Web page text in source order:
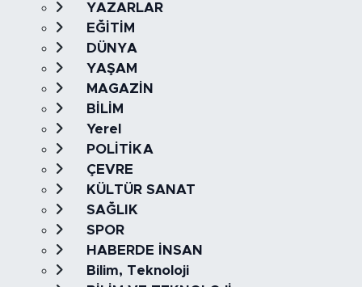
YAZARLAR
EĞİTİM
DÜNYA
YAŞAM
MAGAZİN
BİLİM
Yerel
POLİTİKA
ÇEVRE
KÜLTÜR SANAT
SAĞLIK
SPOR
HABERDE İNSAN
Bilim, Teknoloji